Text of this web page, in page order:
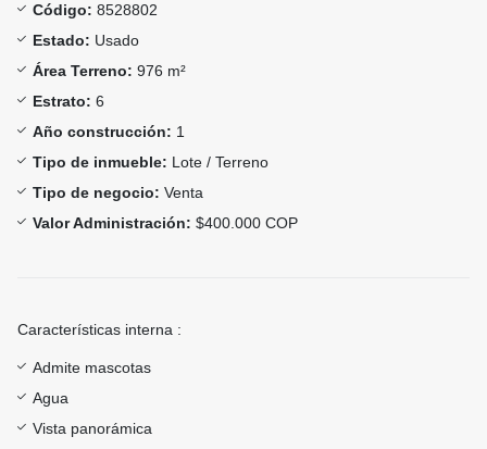
Código: 8528802
Estado: Usado
Área Terreno: 976 m²
Estrato: 6
Año construcción: 1
Tipo de inmueble: Lote / Terreno
Tipo de negocio: Venta
Valor Administración: $400.000 COP
Características interna :
Admite mascotas
Agua
Vista panorámica